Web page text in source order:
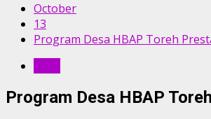
October
13
Program Desa HBAP Toreh
Program Desa HBAP